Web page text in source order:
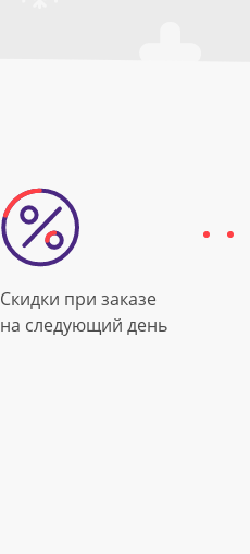
Скидки при заказе
на следующий день